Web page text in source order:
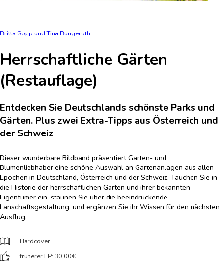
Britta Sopp und Tina Bungeroth
Herrschaftliche Gärten
(Restauflage)
Entdecken Sie Deutschlands schönste Parks und
Gärten. Plus zwei Extra-Tipps aus Österreich und
der Schweiz
Dieser wunderbare Bildband präsentiert Garten- und
Blumenliebhaber eine schöne Auswahl an Gartenanlagen aus allen
Epochen in Deutschland, Österreich und der Schweiz. Tauchen Sie in
die Historie der herrschaftlichen Gärten und ihrer bekannten
Eigentümer ein, staunen Sie über die beeindruckende
Lanschaftsgestaltung, und ergänzen Sie ihr Wissen für den nächsten
Ausflug.
Hardcover
früherer LP: 30,00€